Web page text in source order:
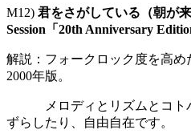
M12) 君をさがしている（朝が
Session「20th Anniversary
解説：フォークロック度を高
2000年版。
メロディとリズムとコトバ
ずらしたり、自由自在です。